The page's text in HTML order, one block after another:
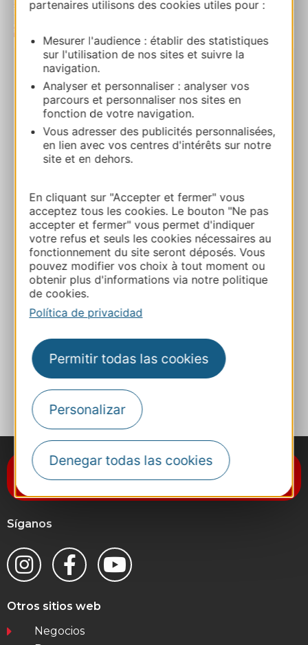
partenaires utilisons des cookies utiles pour :
Mesurer l'audience : établir des statistiques
sur l'utilisation de nos sites et suivre la
navigation.
Analyser et personnaliser : analyser vos
parcours et personnaliser nos sites en
fonction de votre navigation.
Vous adresser des publicités personnalisées,
en lien avec vos centres d'intérêts sur notre
site et en dehors.
En cliquant sur "Accepter et fermer" vous
acceptez tous les cookies. Le bouton "Ne pas
accepter et fermer" vous permet d'indiquer
votre refus et seuls les cookies nécessaires au
fonctionnement du site seront déposés. Vous
pouvez modifier vos choix à tout moment ou
obtenir plus d'informations via notre politique
de cookies.
Política de privacidad
Permitir todas las cookies
Personalizar
Denegar todas las cookies
LABYRINTHE MAGIQUE DE TOULOUSE-
CASTELMAUROU
4 Chemin de Marines 31180
CASTELMAUROU
Ruta y acceso
05 54 54 31 68
E-mail
Sitio web
A MIS FAVORITOS
Suscríbase al boletín de noticias
Destination Occitanie
Síganos
Otros sitios web
Negocios